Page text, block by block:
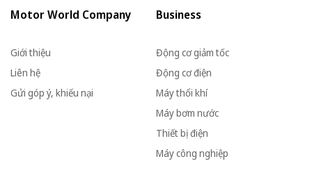
Motor World Company
Giới thiệu
Liên hệ
Gửi góp ý, khiếu nại
Business
Động cơ giảm tốc
Động cơ điện
Máy thổi khí
Máy bơm nước
Thiết bị điện
Máy công nghiệp